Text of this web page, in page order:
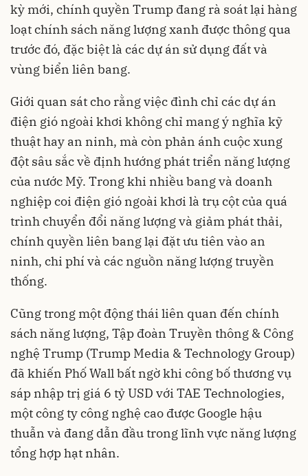
kỳ mới, chính quyền Trump đang rà soát lại hàng
loạt chính sách năng lượng xanh được thông qua
trước đó, đặc biệt là các dự án sử dụng đất và
vùng biển liên bang.
Giới quan sát cho rằng việc đình chỉ các dự án
điện gió ngoài khơi không chỉ mang ý nghĩa kỹ
thuật hay an ninh, mà còn phản ánh cuộc xung
đột sâu sắc về định hướng phát triển năng lượng
của nước Mỹ. Trong khi nhiều bang và doanh
nghiệp coi điện gió ngoài khơi là trụ cột của quá
trình chuyển đổi năng lượng và giảm phát thải,
chính quyền liên bang lại đặt ưu tiên vào an
ninh, chi phí và các nguồn năng lượng truyền
thống.
Cũng trong một động thái liên quan đến chính
sách năng lượng, Tập đoàn Truyền thông & Công
nghệ Trump (Trump Media & Technology Group)
đã khiến Phố Wall bất ngờ khi công bố thương vụ
sáp nhập trị giá 6 tỷ USD với TAE Technologies,
một công ty công nghệ cao được Google hậu
thuẫn và đang dẫn đầu trong lĩnh vực năng lượng
tổng hợp hạt nhân.